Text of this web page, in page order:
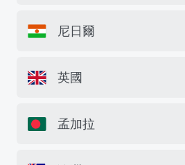
尼日爾
英國
孟加拉